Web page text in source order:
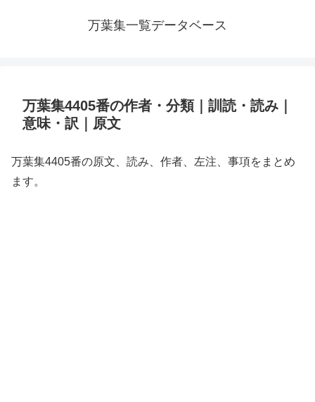
万葉集一覧データベース
万葉集4405番の作者・分類｜訓読・読み｜
意味・訳｜原文
万葉集4405番の原文、読み、作者、左注、事項をまとめ
ます。